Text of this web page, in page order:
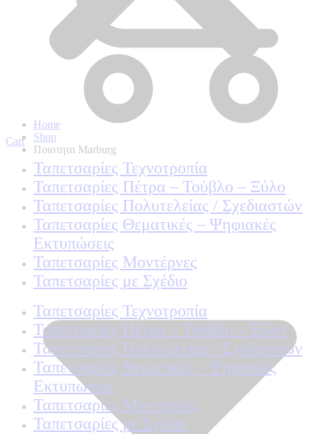
Home
Shop
Ποιοτητα Marburg
Cart
Ταπετσαρίες Τεχνοτροπία
Ταπετσαρίες Πέτρα – Τούβλο – Ξύλο
Ταπετσαρίες Πολυτελείας / Σχεδιαστών
Ταπετσαρίες Θεματικές – Ψηφιακές
Εκτυπώσεις
Ταπετσαρίες Μοντέρνες
Ταπετσαρίες με Σχέδιο
Ταπετσαρίες Τεχνοτροπία
Ταπετσαρίες Πέτρα – Τούβλο – Ξύλο
Ταπετσαρίες Πολυτελείας / Σχεδιαστών
Ταπετσαρίες Θεματικές – Ψηφιακές
Εκτυπώσεις
Ταπετσαρίες Μοντέρνες
Ταπετσαρίες με Σχέδιο